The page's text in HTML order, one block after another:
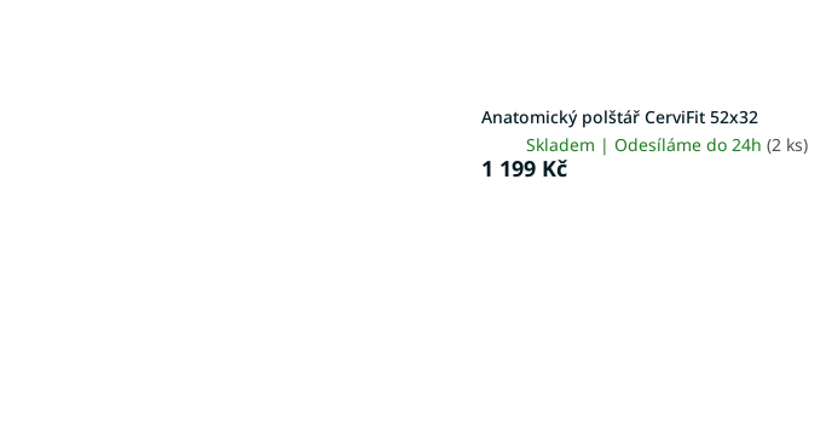
Anatomický polštář CerviFit 52x32
Skladem | Odesíláme do 24h(2 ks)
1 199 Kč